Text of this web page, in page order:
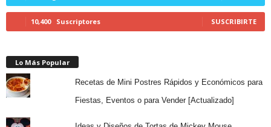
10,400 Suscriptores SUSCRIBIRTE
Lo Más Popular
Recetas de Mini Postres Rápidos y Económicos para
Fiestas, Eventos o para Vender [Actualizado]